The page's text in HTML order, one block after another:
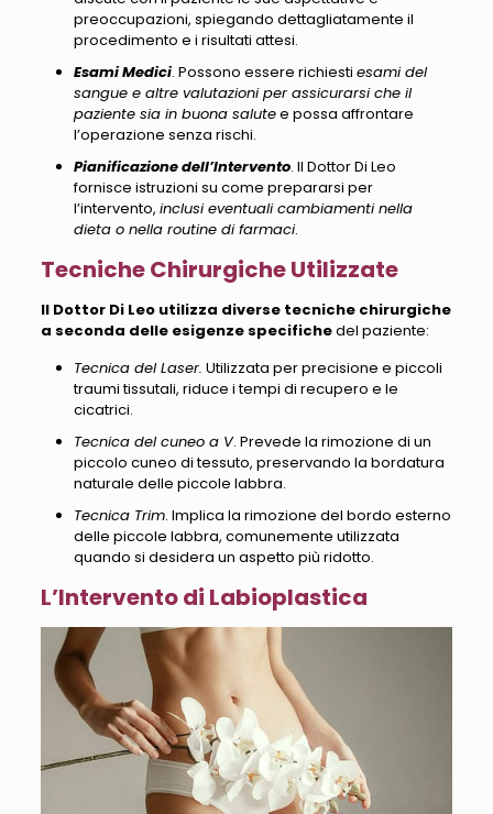
preoccupazioni, spiegando dettagliatamente il
procedimento e i risultati attesi.
Esami Medici. Possono essere richiesti esami del
sangue e altre valutazioni per assicurarsi che il
paziente sia in buona salutee possa affrontare
l’operazione senza rischi.
Pianificazione dell’Intervento. Il Dottor Di Leo
fornisce istruzioni su come prepararsi per
l’intervento, inclusi eventuali cambiamenti nella
dieta o nella routine di farmaci.
Tecniche Chirurgiche Utilizzate
Il Dottor Di Leo utilizza diverse tecniche chirurgiche
a seconda delle esigenze specifichedel paziente:
Tecnica del Laser. Utilizzata per precisione e piccoli
traumi tissutali, riduce i tempi di recupero e le
cicatrici.
Tecnica del cuneo a V. Prevede la rimozione di un
piccolo cuneo di tessuto, preservando la bordatura
naturale delle piccole labbra.
Tecnica Trim. Implica la rimozione del bordo esterno
delle piccole labbra, comunemente utilizzata
quando si desidera un aspetto più ridotto.
L’Intervento di Labioplastica